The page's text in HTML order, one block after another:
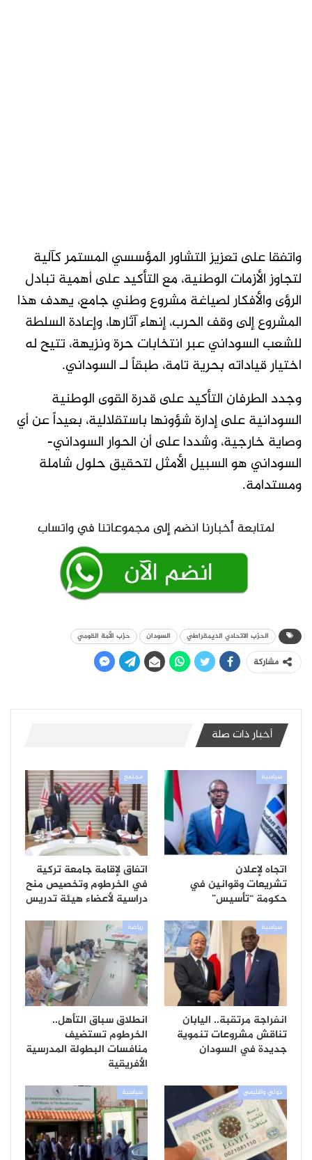
واتفقا على تعزيز التشاور المؤسسي المستمر كآلية
لتجاوز الأزمات الوطنية، مع التأكيد على أهمية تبادل
الرؤى والأفكار لصياغة مشروع وطني جامع، يهدف هذا
المشروع إلى وقف الحرب، إنهاء آثارها، وإعادة السلطة
للشعب السوداني عبر انتخابات حرة ونزيهة، تتيح له
اختيار قياداته بحرية تامة، طبقاً لـ السوداني.
وجدد الطرفان التأكيد على قدرة القوى الوطنية
السودانية على إدارة شؤونها باستقلالية، بعيداً عن أي
وصاية خارجية، وشددا على أن الحوار السوداني-
السوداني هو السبيل الأمثل لتحقيق حلول شاملة
ومستدامة.
الحزب الاتحادي الديمقراطي السودان حزب الأمة القومي
مشاركة
أخبار ذات صلة
سياسية
اتجاه لإعلان
تشريعات وقوانين في
حكومة “تأسيس”
مجتمع
اتفاق لإقامة جامعة تركية
في الخرطوم وتخصيص منح
دراسية لأعضاء هيئة تدريس
سياسية
انفراجة مرتقبة.. اليابان
تناقش مشروعات تنموية
جديدة في السودان
رياضة
انطلاق سباق التأهل..
الخرطوم تستضيف
منافسات البطولة المدرسية
الأفريقية
دولي واقليمي سياسية